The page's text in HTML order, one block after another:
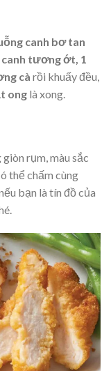
canh bơ tan
canh tương ớt, 1
cà rồi khuấy đều,
ong là xong.
rụm, màu sắc
thể chấm cùng
bạn là tín đồ của